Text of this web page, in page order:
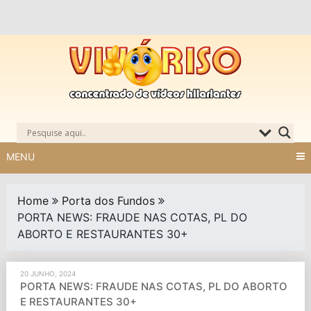
MENU
Home
Porta dos Fundos
PORTA NEWS: FRAUDE NAS COTAS, PL DO
ABORTO E RESTAURANTES 30+
20 JUNHO, 2024
PORTA NEWS: FRAUDE NAS COTAS, PL DO ABORTO
E RESTAURANTES 30+